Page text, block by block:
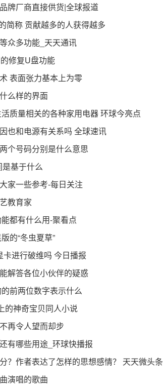
牌厂商直接供货|全球报道
简称 贡献越多的人获得越多
众多功能_天天通讯
修复U盘功能
表面张力基本上为零
么样的界面
质量相关的各种家用电器 环球今亮点
也和电源有关系吗 全球速讯
个号码分别是什么意思
基于什么
家一些参考-每日关注
教育家
都有什么用-聚看点
的“冬虫夏草”
进行破维吗 今日播报
解答各位小伙伴的疑惑
前两位数字表示什么
的神奇宝贝同人小说
再令人望而却步
有哪些用途_环球快播报
？作者表达了怎样的思想感情？ 天天微头条
演唱的歌曲